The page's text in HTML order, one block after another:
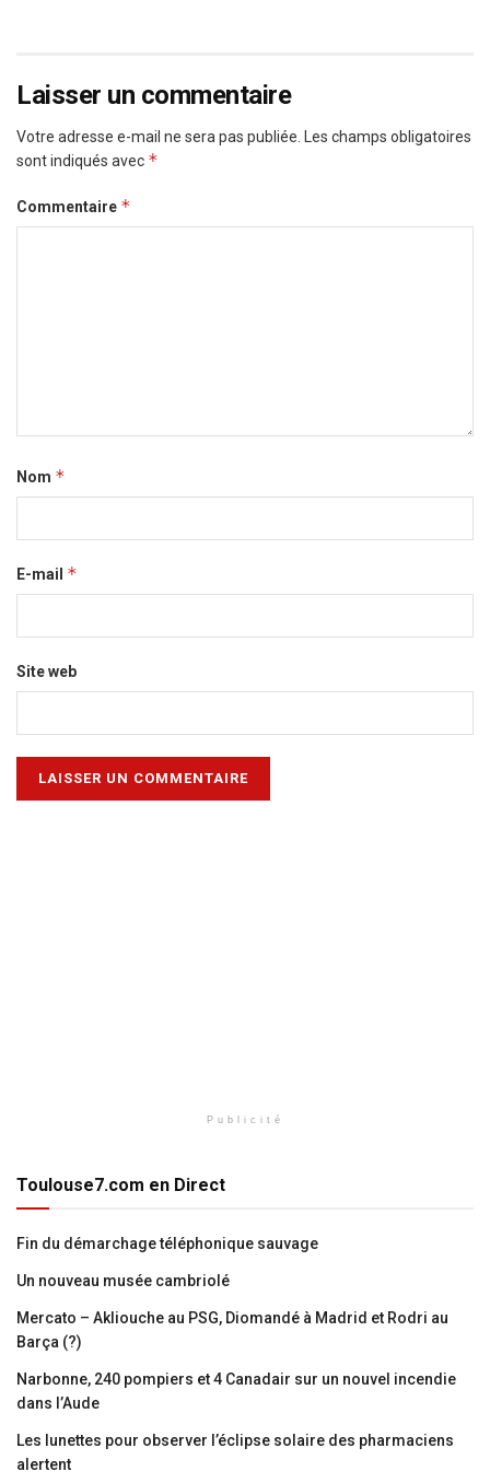
Laisser un commentaire
Votre adresse e-mail ne sera pas publiée. Les champs obligatoires
sont indiqués avec *
Commentaire *
Nom *
E-mail *
Site web
Publicité
Toulouse7.com en Direct
Fin du démarchage téléphonique sauvage
Un nouveau musée cambriolé
Mercato – Akliouche au PSG, Diomandé à Madrid et Rodri au
Barça (?)
Narbonne, 240 pompiers et 4 Canadair sur un nouvel incendie
dans l’Aude
Les lunettes pour observer l’éclipse solaire des pharmaciens
alertent